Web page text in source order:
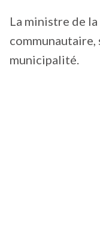
La ministre de
communautaire,
municipalité.